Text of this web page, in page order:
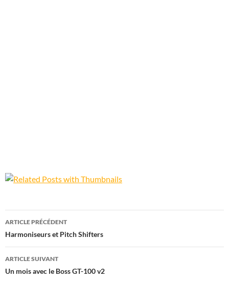
Navigation
des
articles
ARTICLE PRÉCÉDENT
Harmoniseurs et Pitch Shifters
ARTICLE SUIVANT
Un mois avec le Boss GT-100 v2